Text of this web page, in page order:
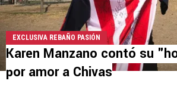
EXCLUSIVA REBAÑO PASIÓN
Karen Manzano contó su
por amor a Chivas